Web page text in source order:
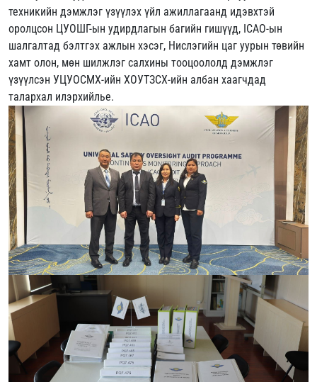
техникийн дэмжлэг үзүүлэх үйл ажиллагаанд идэвхтэй
оролцсон ЦУОШГ-ын удирдлагын багийн гишүүд, ICAO-ын
шалгалтад бэлтгэх ажлын хэсэг, Нислэгийн цаг уурын төвийн
хамт олон, мөн шилжлэг салхины тооцоололд дэмжлэг
үзүүлсэн УЦУОСМХ-ийн ХОУТЗСХ-ийн албан хаагчдад
талархал илэрхийлье.